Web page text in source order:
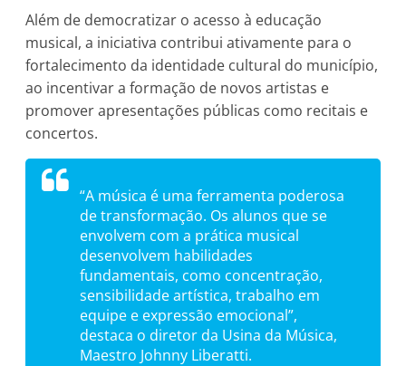
Além de democratizar o acesso à educação
musical, a iniciativa contribui ativamente para o
fortalecimento da identidade cultural do município,
ao incentivar a formação de novos artistas e
promover apresentações públicas como recitais e
concertos.
“A música é uma ferramenta poderosa
de transformação. Os alunos que se
envolvem com a prática musical
desenvolvem habilidades
fundamentais, como concentração,
sensibilidade artística, trabalho em
equipe e expressão emocional”,
destaca o diretor da Usina da Música,
Maestro Johnny Liberatti.